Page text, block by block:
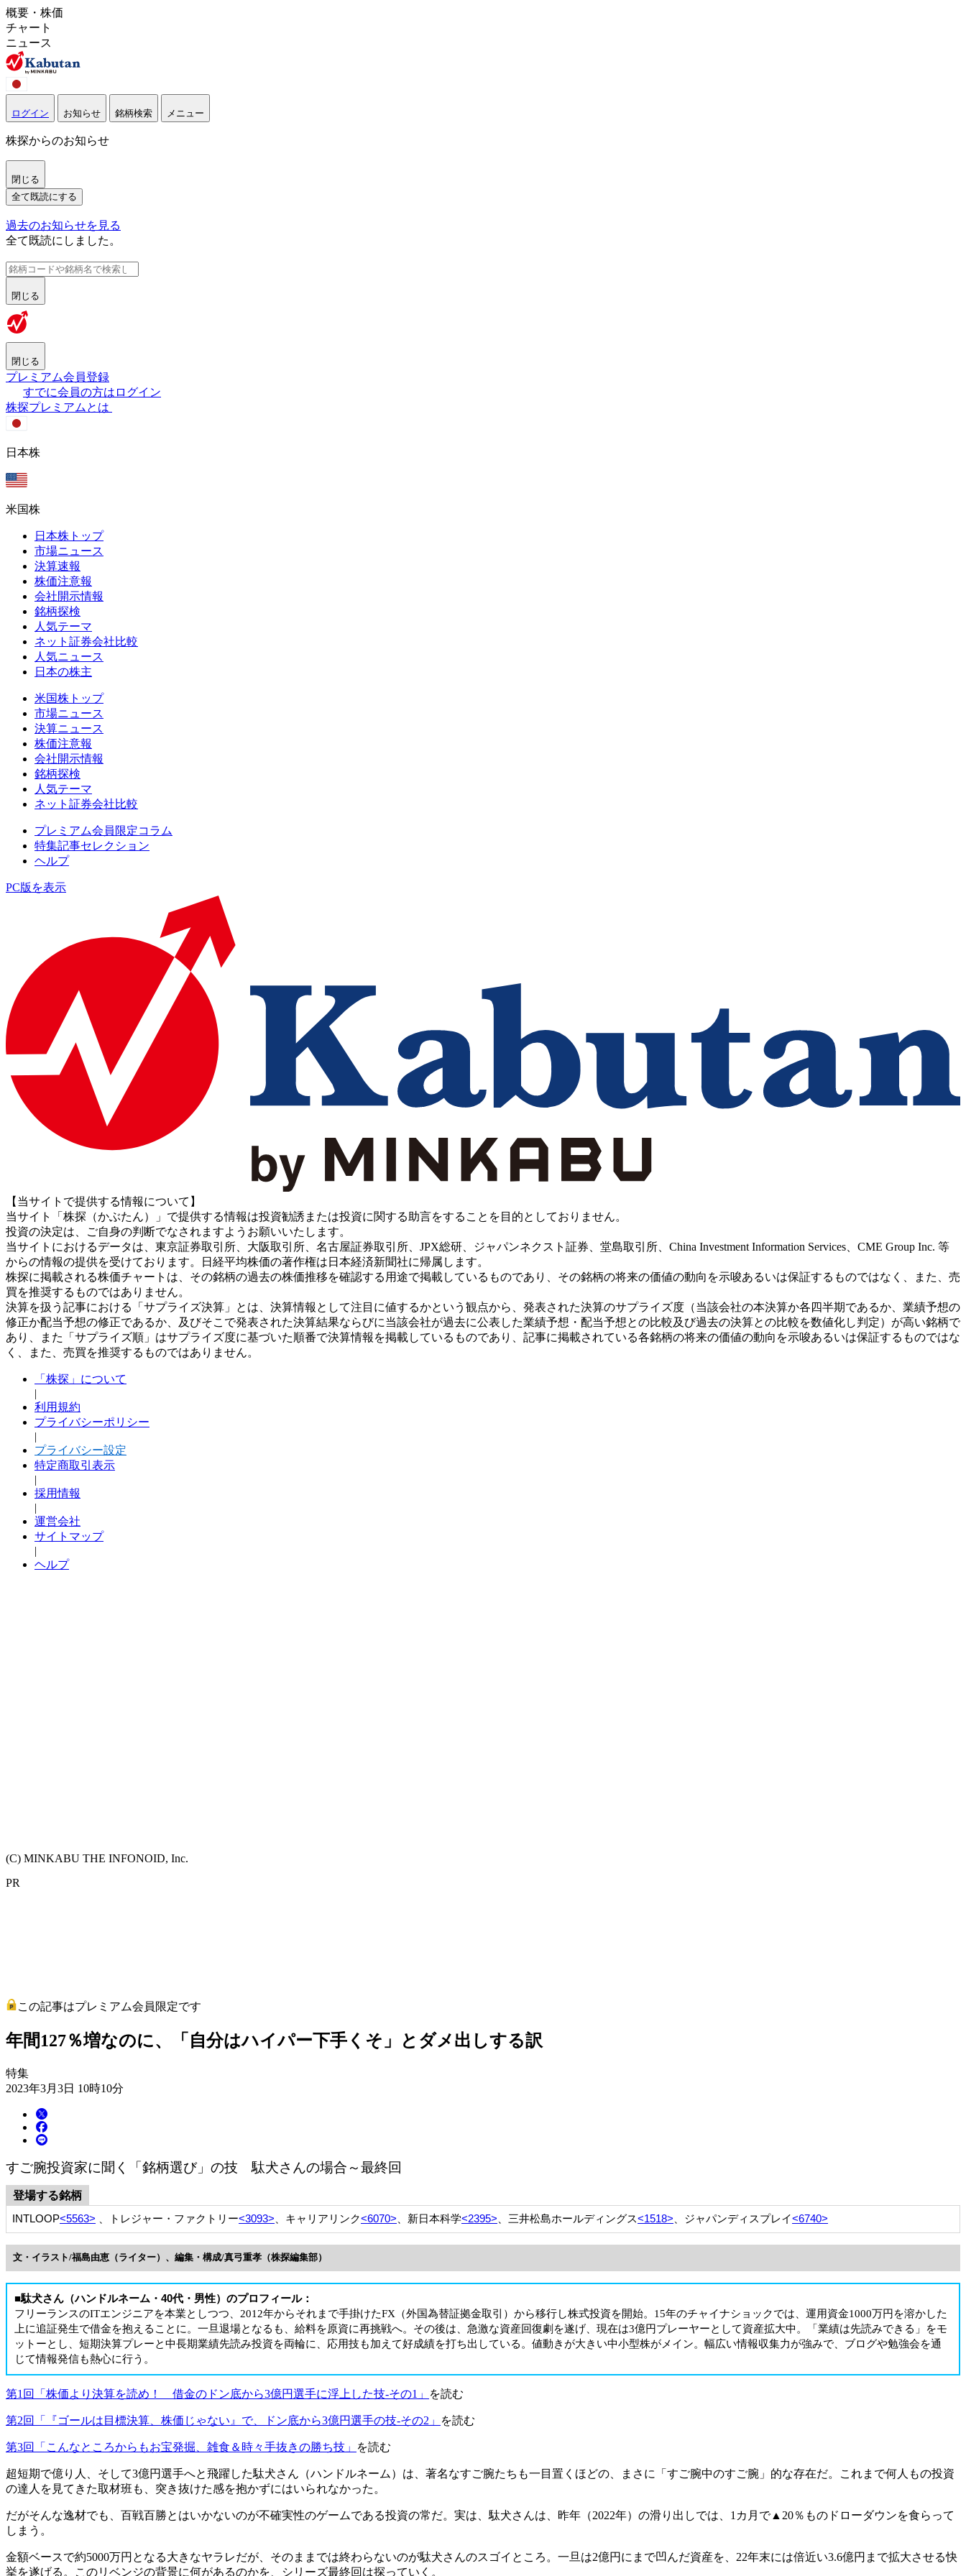
概要・株価
チャート
ニュース
ログイン お知らせ 銘柄検索 メニュー
株探からのお知らせ
閉じる
全て既読にする
過去のお知らせを見る
全て既読にしました。
閉じる
閉じる
プレミアム会員登録
すでに会員の方はログイン
株探プレミアムとは
日本株
米国株
日本株トップ
市場ニュース
決算速報
株価注意報
会社開示情報
銘柄探検
人気テーマ
ネット証券会社比較
人気ニュース
日本の株主
米国株トップ
市場ニュース
決算ニュース
株価注意報
会社開示情報
銘柄探検
人気テーマ
ネット証券会社比較
プレミアム会員限定コラム
特集記事セレクション
ヘルプ
PC版を表示
【当サイトで提供する情報について】
当サイト「株探（かぶたん）」で提供する情報は投資勧誘または投資に関する助言をすることを目的としておりません。
投資の決定は、ご自身の判断でなされますようお願いいたします。
当サイトにおけるデータは、東京証券取引所、大阪取引所、名古屋証券取引所、JPX総研、ジャパンネクスト証券、堂島取引所、China Investment Information Services、CME Group Inc. 等
からの情報の提供を受けております。日経平均株価の著作権は日本経済新聞社に帰属します。
株探に掲載される株価チャートは、その銘柄の過去の株価推移を確認する用途で掲載しているものであり、その銘柄の将来の価値の動向を示唆あるいは保証するものではなく、また、売
買を推奨するものではありません。
決算を扱う記事における「サプライズ決算」とは、決算情報として注目に値するかという観点から、発表された決算のサプライズ度（当該会社の本決算か各四半期であるか、業績予想の
修正か配当予想の修正であるか、及びそこで発表された決算結果ならびに当該会社が過去に公表した業績予想・配当予想との比較及び過去の決算との比較を数値化し判定）が高い銘柄で
あり、また「サプライズ順」はサプライズ度に基づいた順番で決算情報を掲載しているものであり、記事に掲載されている各銘柄の将来の価値の動向を示唆あるいは保証するものではな
く、また、売買を推奨するものではありません。
「株探」について
|
利用規約
プライバシーポリシー
|
プライバシー設定
特定商取引表示
|
採用情報
|
運営会社
サイトマップ
|
ヘルプ
(C) MINKABU THE INFONOID, Inc.
PR
この記事はプレミアム会員限定です
年間127％増なのに、「自分はハイパー下手くそ」とダメ出しする訳
特集
2023年3月3日 10時10分
すご腕投資家に聞く「銘柄選び」の技 駄犬さんの場合～最終回
登場する銘柄
INTLOOP<5563> 、トレジャー・ファクトリー<3093> 、キャリアリンク<6070> 、新日本科学<2395> 、三井松島ホールディングス<1518> 、ジャパンディスプレイ<6740>
文・イラスト/福島由恵（ライター）、編集・構成/真弓重孝（株探編集部）
■駄犬さん（ハンドルネーム・40代・男性）のプロフィール：
フリーランスのITエンジニアを本業としつつ、2012年からそれまで手掛けたFX（外国為替証拠金取引）から移行し株式投資を開始。15年のチャイナショックでは、運用資金1000万円を溶かした
上に追証発生で借金を抱えることに。一旦退場となるも、給料を原資に再挑戦へ。その後は、急激な資産回復劇を遂げ、現在は3億円プレーヤーとして資産拡大中。「業績は先読みできる」をモ
ットーとし、短期決算プレーと中長期業績先読み投資を両輪に、応用技も加えて好成績を打ち出している。値動きが大きい中小型株がメイン。幅広い情報収集力が強みで、ブログや勉強会を通
じて情報発信も熱心に行う。
第1回「株価より決算を読め！ 借金のドン底から3億円選手に浮上した技-その1」 を読む
第2回「『ゴールは目標決算、株価じゃない』で、ドン底から3億円選手の技-その2」 を読む
第3回「こんなところからもお宝発掘、雑食＆時々手抜きの勝ち技」 を読む
超短期で億り人、そして3億円選手へと飛躍した駄犬さん（ハンドルネーム）は、著名なすご腕たちも一目置くほどの、まさに「すご腕中のすご腕」的な存在だ。これまで何人もの投資
の達人を見てきた取材班も、突き抜けた感を抱かずにはいられなかった。
だがそんな逸材でも、百戦百勝とはいかないのが不確実性のゲームである投資の常だ。実は、駄犬さんは、昨年（2022年）の滑り出しでは、1カ月で▲20％ものドローダウンを食らって
しまう。
金額ベースで約5000万円となる大きなヤラレだが、そのままでは終わらないのが駄犬さんのスゴイところ。一旦は2億円にまで凹んだ資産を、22年末には倍近い3.6億円まで拡大させる快
挙を遂げる。このリベンジの背景に何があるのかを、シリーズ最終回は探っていく。